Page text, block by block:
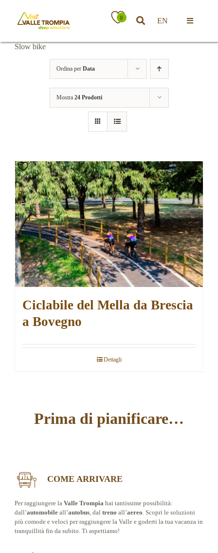
contenuto
0 EN
Toggle
Eventi
Slow bike
Ordina per Data
Mostra 24 Prodotti
Ciclabile del Mella da Brescia
a Bovegno
Dettagli
Prima di pianificare…
COME ARRIVARE
Per raggiungere la Valle Trompia hai tantissime possibilità:
dall’automobileall’autobus, dal treno all’aereo . Scopri le soluzioni
più comode e veloci per raggiungere la Valle e goderti la tua vacanza in
tranquillità fin da subito. Ti aspettiamo!